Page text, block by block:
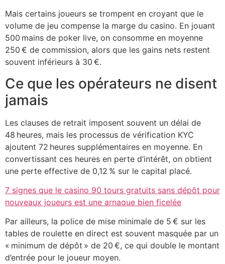
Mais certains joueurs se trompent en croyant que le
volume de jeu compense la marge du casino. En jouant
500 mains de poker live, on consomme en moyenne
250 € de commission, alors que les gains nets restent
souvent inférieurs à 30 €.
Ce que les opérateurs ne disent
jamais
Les clauses de retrait imposent souvent un délai de
48 heures, mais les processus de vérification KYC
ajoutent 72 heures supplémentaires en moyenne. En
convertissant ces heures en perte d’intérêt, on obtient
une perte effective de 0,12 % sur le capital placé.
7 signes que le casino 90 tours gratuits sans dépôt pour
nouveaux joueurs est une arnaque bien ficelée
Par ailleurs, la police de mise minimale de 5 € sur les
tables de roulette en direct est souvent masquée par un
« minimum de dépôt » de 20 €, ce qui double le montant
d’entrée pour le joueur moyen.